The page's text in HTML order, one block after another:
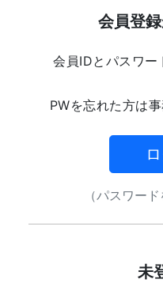
会員登
会員IDとパスワー
PWを忘れた方は
（パスワー
未